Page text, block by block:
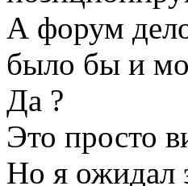
А форум
было бы и
Да ?
Это просто
Но я ожидал